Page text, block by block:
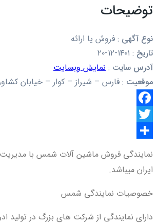
توضیحات
نوع آگهی : فروش یا ارائه
تاریخ :
آدرس سایت : نمایش وبسایت
موقعیت : فارس – شیراز – کوار – خیابان
Facebook
Twitter
اشتراک
گذاری
ایران میباشد.
خصوصیات نمایندگی شمس
دارای نمایندگی از شرکت های بزرگ در تولید